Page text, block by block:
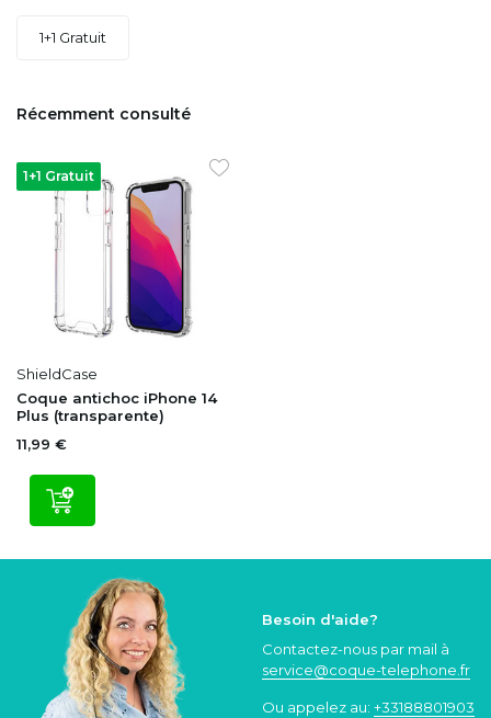
1+1 Gratuit
Récemment consulté
1+1 Gratuit
ShieldCase
Coque antichoc iPhone 14
Plus (transparente)
11,99 €
Besoin d'aide?
Contactez-nous par mail à
service@coque-telephone.fr
Ou appelez au: +33188801903